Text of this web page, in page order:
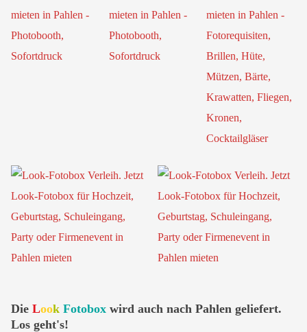
Die Look Fotobox wird auch nach Pahlen geliefert.
Los geht's!